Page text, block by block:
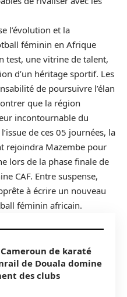
l’évolution et la
féminin en Afrique
test, une vitrine de talent,
d’un héritage sportif. Les
de poursuivre l’élan
que la région
incontournable du
de ces 05 journées, la
rejoindra Mazembe pour
lors de la phase finale de
CAF. Entre suspense,
à écrire un nouveau
féminin africain.
de karaté
de Douala domine
des clubs